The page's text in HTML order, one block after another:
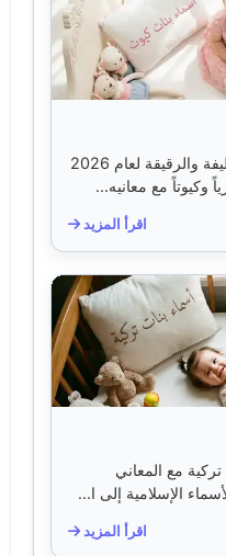
اكتشف أجمل أسماء البنات اللطيفة والرقيقة لعام 2026
اقرأ المزيد
مع المعاني
الإسلامية إلى ا...
اقرأ المزيد